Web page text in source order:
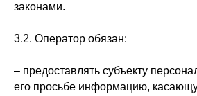
законами.
3.2. Оператор обязан:
– предоставлять субъекту
его просьбе информацию,